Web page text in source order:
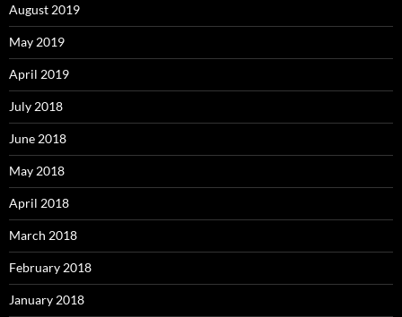
August 2019
May 2019
April 2019
July 2018
June 2018
May 2018
April 2018
March 2018
February 2018
January 2018